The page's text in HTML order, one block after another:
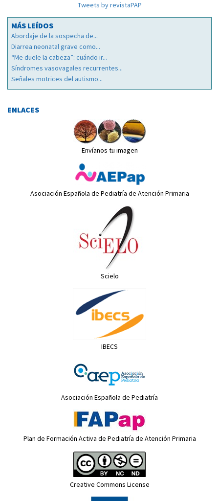
Tweets by revistaPAP
MÁS LEÍDOS
Abordaje de la sospecha de...
Diarrea neonatal grave como...
“Me duele la cabeza”: cuándo ir...
Síndromes vasovagales recurrentes...
Señales motrices del autismo...
ENLACES
Envíanos tu imagen
Asociación Española de Pediatría de Atención Primaria
Scielo
IBECS
Asociación Española de Pediatría
Plan de Formación Activa de Pediatría de Atención Primaria
Creative Commons License